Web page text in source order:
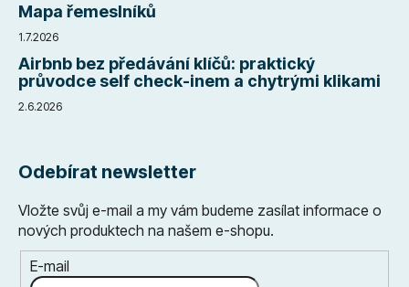
Mapa řemeslníků
1.7.2026
Airbnb bez předávání klíčů: praktický
průvodce self check-inem a chytrými klikami
2.6.2026
Odebírat newsletter
Vložte svůj e-mail a my vám budeme zasílat informace o
nových produktech na našem e-shopu.
E-mail